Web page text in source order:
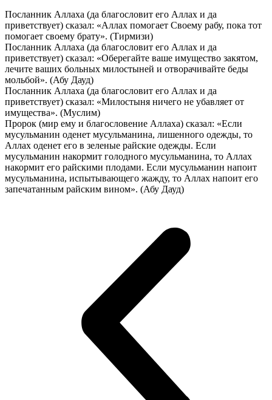
Посланник Аллаха (да благословит его Аллах и да
приветствует) сказал: «Аллах помогает Своему рабу, пока тот
помогает своему брату». (Тирмизи)
Посланник Аллаха (да благословит его Аллах и да
приветствует) сказал: «Оберегайте ваше имущество закятом,
лечите ваших больных милостыней и отворачивайте беды
мольбой». (Абу Дауд)
Посланник Аллаха (да благословит его Аллах и да
приветствует) сказал: «Милостыня ничего не убавляет от
имущества». (Муслим)
Пророк (мир ему и благословение Аллаха) сказал: «Если
мусульманин оденет мусульманина, лишенного одежды, то
Аллах оденет его в зеленые райские одежды. Если
мусульманин накормит голодного мусульманина, то Аллах
накормит его райскими плодами. Если мусульманин напоит
мусульманина, испытывающего жажду, то Аллах напоит его
запечатанным райским вином». (Абу Дауд)